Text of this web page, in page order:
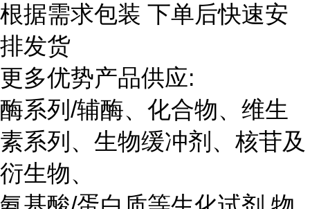
根据需求包装 下单后快速安
排发货
更多优势产品供应:
酶系列/辅酶、化合物、维生
素系列、生物缓冲剂、核苷及
衍生物、